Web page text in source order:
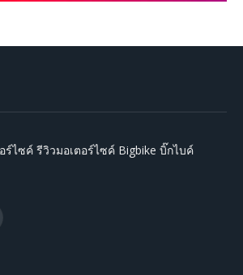
ร์ไซค์ รีวิวมอเตอร์ไซค์ Bigbike บิ๊กไบค์